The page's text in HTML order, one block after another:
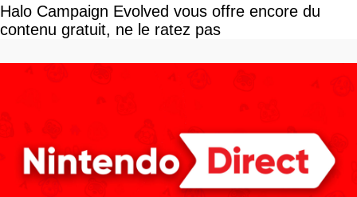
Halo Campaign Evolved vous offre encore du
contenu gratuit, ne le ratez pas